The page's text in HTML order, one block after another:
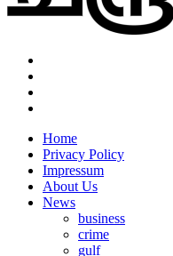
Home
Privacy Policy
Impressum
About Us
News
business
crime
gulf